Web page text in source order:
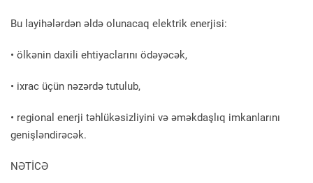
Bu layihələrdən əldə olunacaq elektrik enerjisi:
• ölkənin daxili ehtiyaclarını ödəyəcək,
• ixrac üçün nəzərdə tutulub,
• regional enerji təhlükəsizliyini və əməkdaşlıq imkanlarını
genişləndirəcək.
NƏTİCƏ